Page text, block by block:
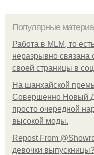
Популярные
Работа в MLM, то
неразрывно связана
своей страницы в соц
На шанхайской
Совершенно Новый
просто очередной
высокой моды.
Repost From
девочки выпускницы?